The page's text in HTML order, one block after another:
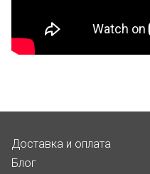
Доставка и оплата
Блог